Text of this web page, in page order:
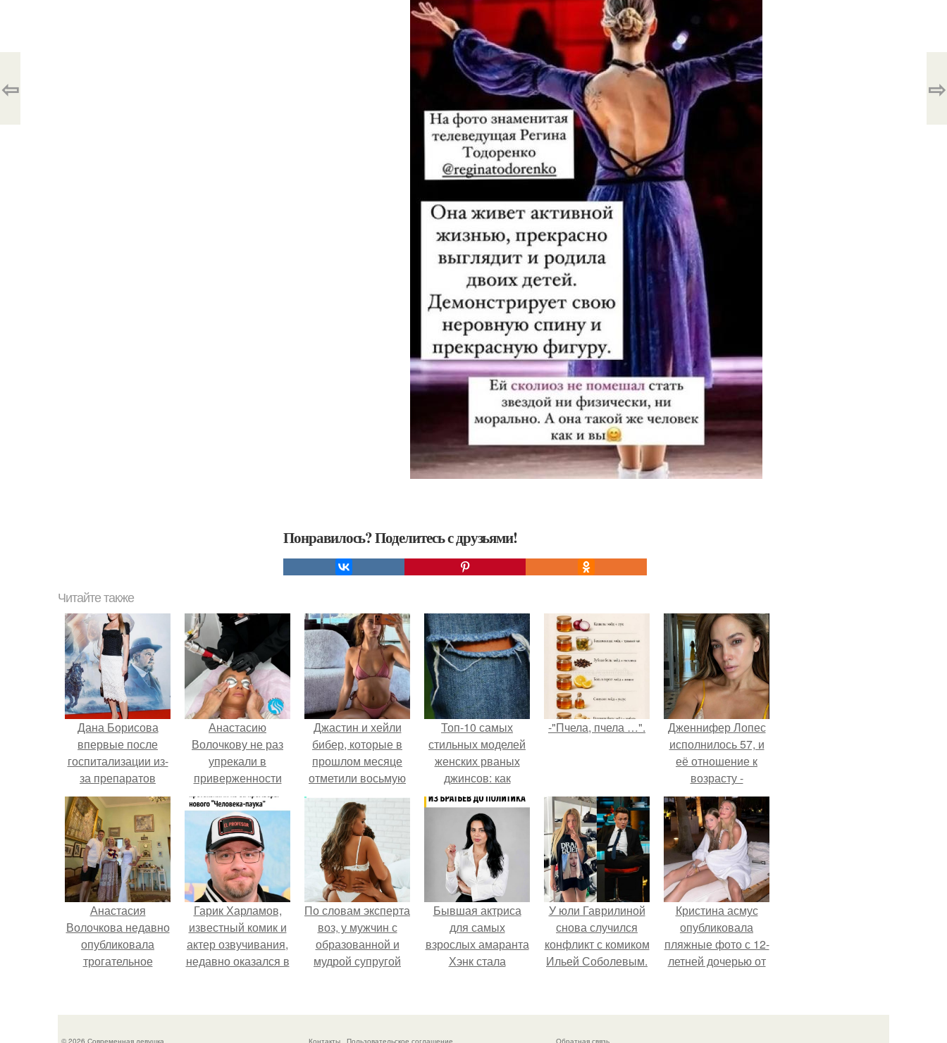
Понравилось? Поделитесь с друзьями!
⇦ ⇨
Читайте также
Дана Борисова
впервые после
госпитализации из-
за препаратов
вышла в свет с
дочерью.
Анастасию
Волочкову не раз
упрекали в
приверженности
устаревшим бьюти -
процедурам.
Джастин и хейли
бибер, которые в
прошлом месяце
отметили восьмую
годовщину
помолвки, показали
новые фото с
совместного
отдыха.
Топ-10 самых
стильных моделей
женских рваных
джинсов: как
выбрать и с чем
сочетать
-"Пчела, пчела …".
Дженнифер Лопес
исполнилось 57, и
её отношение к
возрасту -
настоящий
манифест
уверенности: "не
говорите, что я
отлично выгляжу
для 57.
Анастасия
Волочкова недавно
опубликовала
трогательное
которой она
Гарик Харламов,
известный комик и
актер озвучивания,
недавно оказался в
над озвучкой
По словам эксперта
воз, у мужчин с
образованной и
мудрой супругой
смерти якобы на
Бывшая актриса
для самых
взрослых амаранта
Хэнк стала
У юли Гаврилиной
снова случился
конфликт с комиком
Ильей Соболевым.
Кристина асмус
опубликовала
пляжные фото с 12-
летней дочерью от
© 2026 Современная девушка Контакты Пользовательское соглашение Обратная связь